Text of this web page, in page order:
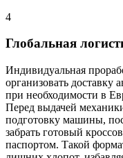
4
Глобальная
Индивидуальная
организовать
при необходимости в
Перед выдачей
подготовку машины,
забрать готовый
паспортом. Такой